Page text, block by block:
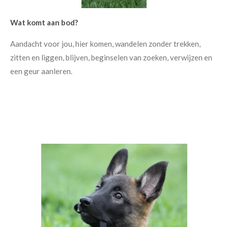
Wat komt aan bod?
Aandacht voor jou, hier komen, wandelen zonder trekken,
zitten en liggen, blijven, beginselen van zoeken, verwijzen en
een geur aanleren.